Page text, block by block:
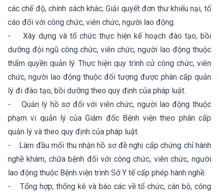
các chế độ, chính sách khác; Giải quyết đơn thư khiếu nại, tố
cáo đối với công chức, viên chức, người lao động.
- Xây dựng và tổ chức thực hiện kế hoạch đào tạo, bồi
dưỡng đội ngũ công chức, viên chức, người lao động thuộc
thẩm quyền quản lý. Thực hiện quy trình cử công chức, viên
chức, người lao động thuộc đối tượng được phân cấp quản
lý đi đào tạo, bồi dưỡng theo quy định của pháp luật.
- Quản lý hồ sơ đối với viên chức, người lao động thuộc
phạm vi quản lý của Giám đốc Bệnh viện theo phân cấp
quản lý và theo quy định của pháp luật.
- Làm đầu mối thu nhận hồ sơ đề nghị cấp chứng chỉ hành
nghề khám, chữa bệnh đối với công chức, viên chức, người
lao động thuộc Bệnh viện trình Sở Y tế cấp phép hành nghề.
- Tổng hợp, thống kê và báo các về tổ chức, cán bộ, công